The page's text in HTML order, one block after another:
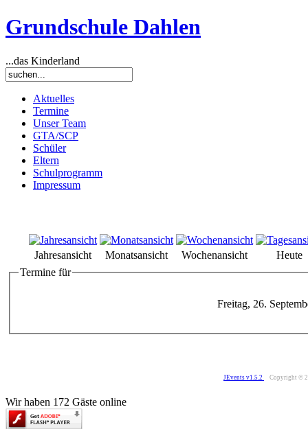
Grundschule Dahlen
...das Kinderland
Aktuelles
Termine
Unser Team
GTA/SCP
Schüler
Eltern
Schulprogramm
Impressum
Jahresansicht Monatsansicht Wochenansicht
Heute
Termine für
Freitag, 26.
JEvents v1.5.2 Copyright ©
Wir haben 172 Gäste online